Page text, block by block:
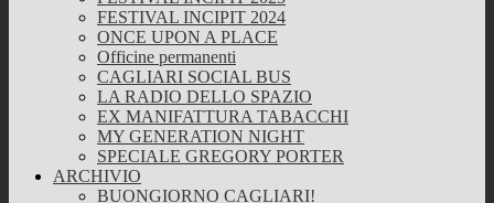
FESTIVAL INCIPIT 2024
ONCE UPON A PLACE
Officine permanenti
CAGLIARI SOCIAL BUS
LA RADIO DELLO SPAZIO
EX MANIFATTURA TABACCHI
MY GENERATION NIGHT
SPECIALE GREGORY PORTER
ARCHIVIO
BUONGIORNO CAGLIARI!